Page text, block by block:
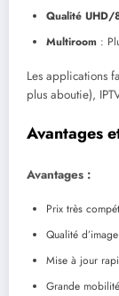
Qualité UHD/
Multiroom :
Les applications
plus aboutie),
Avantages
Avantages :
Prix très
Qualité
Mise à jour
Grande